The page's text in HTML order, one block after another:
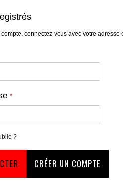
connectez-vous avec votre adresse
?
CRÉER UN COMPTE